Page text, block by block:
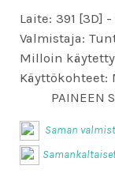
Laite: 391 [3D] -
Valmistaja:
Milloin
Käyttökohteet:
PAINEEN
Saman